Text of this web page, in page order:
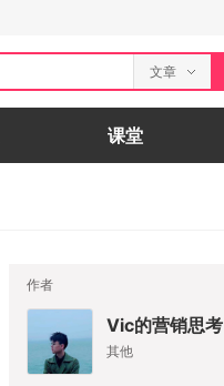
文章
课堂
作者
Vic的营销思考
其他